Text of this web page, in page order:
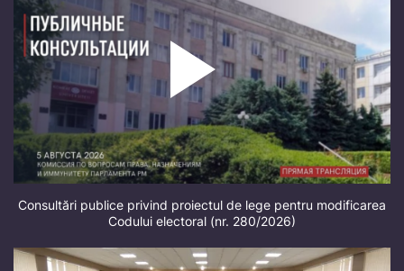
Consultări publice privind proiectul de lege pentru modificarea
Codului electoral (nr. 280/2026)